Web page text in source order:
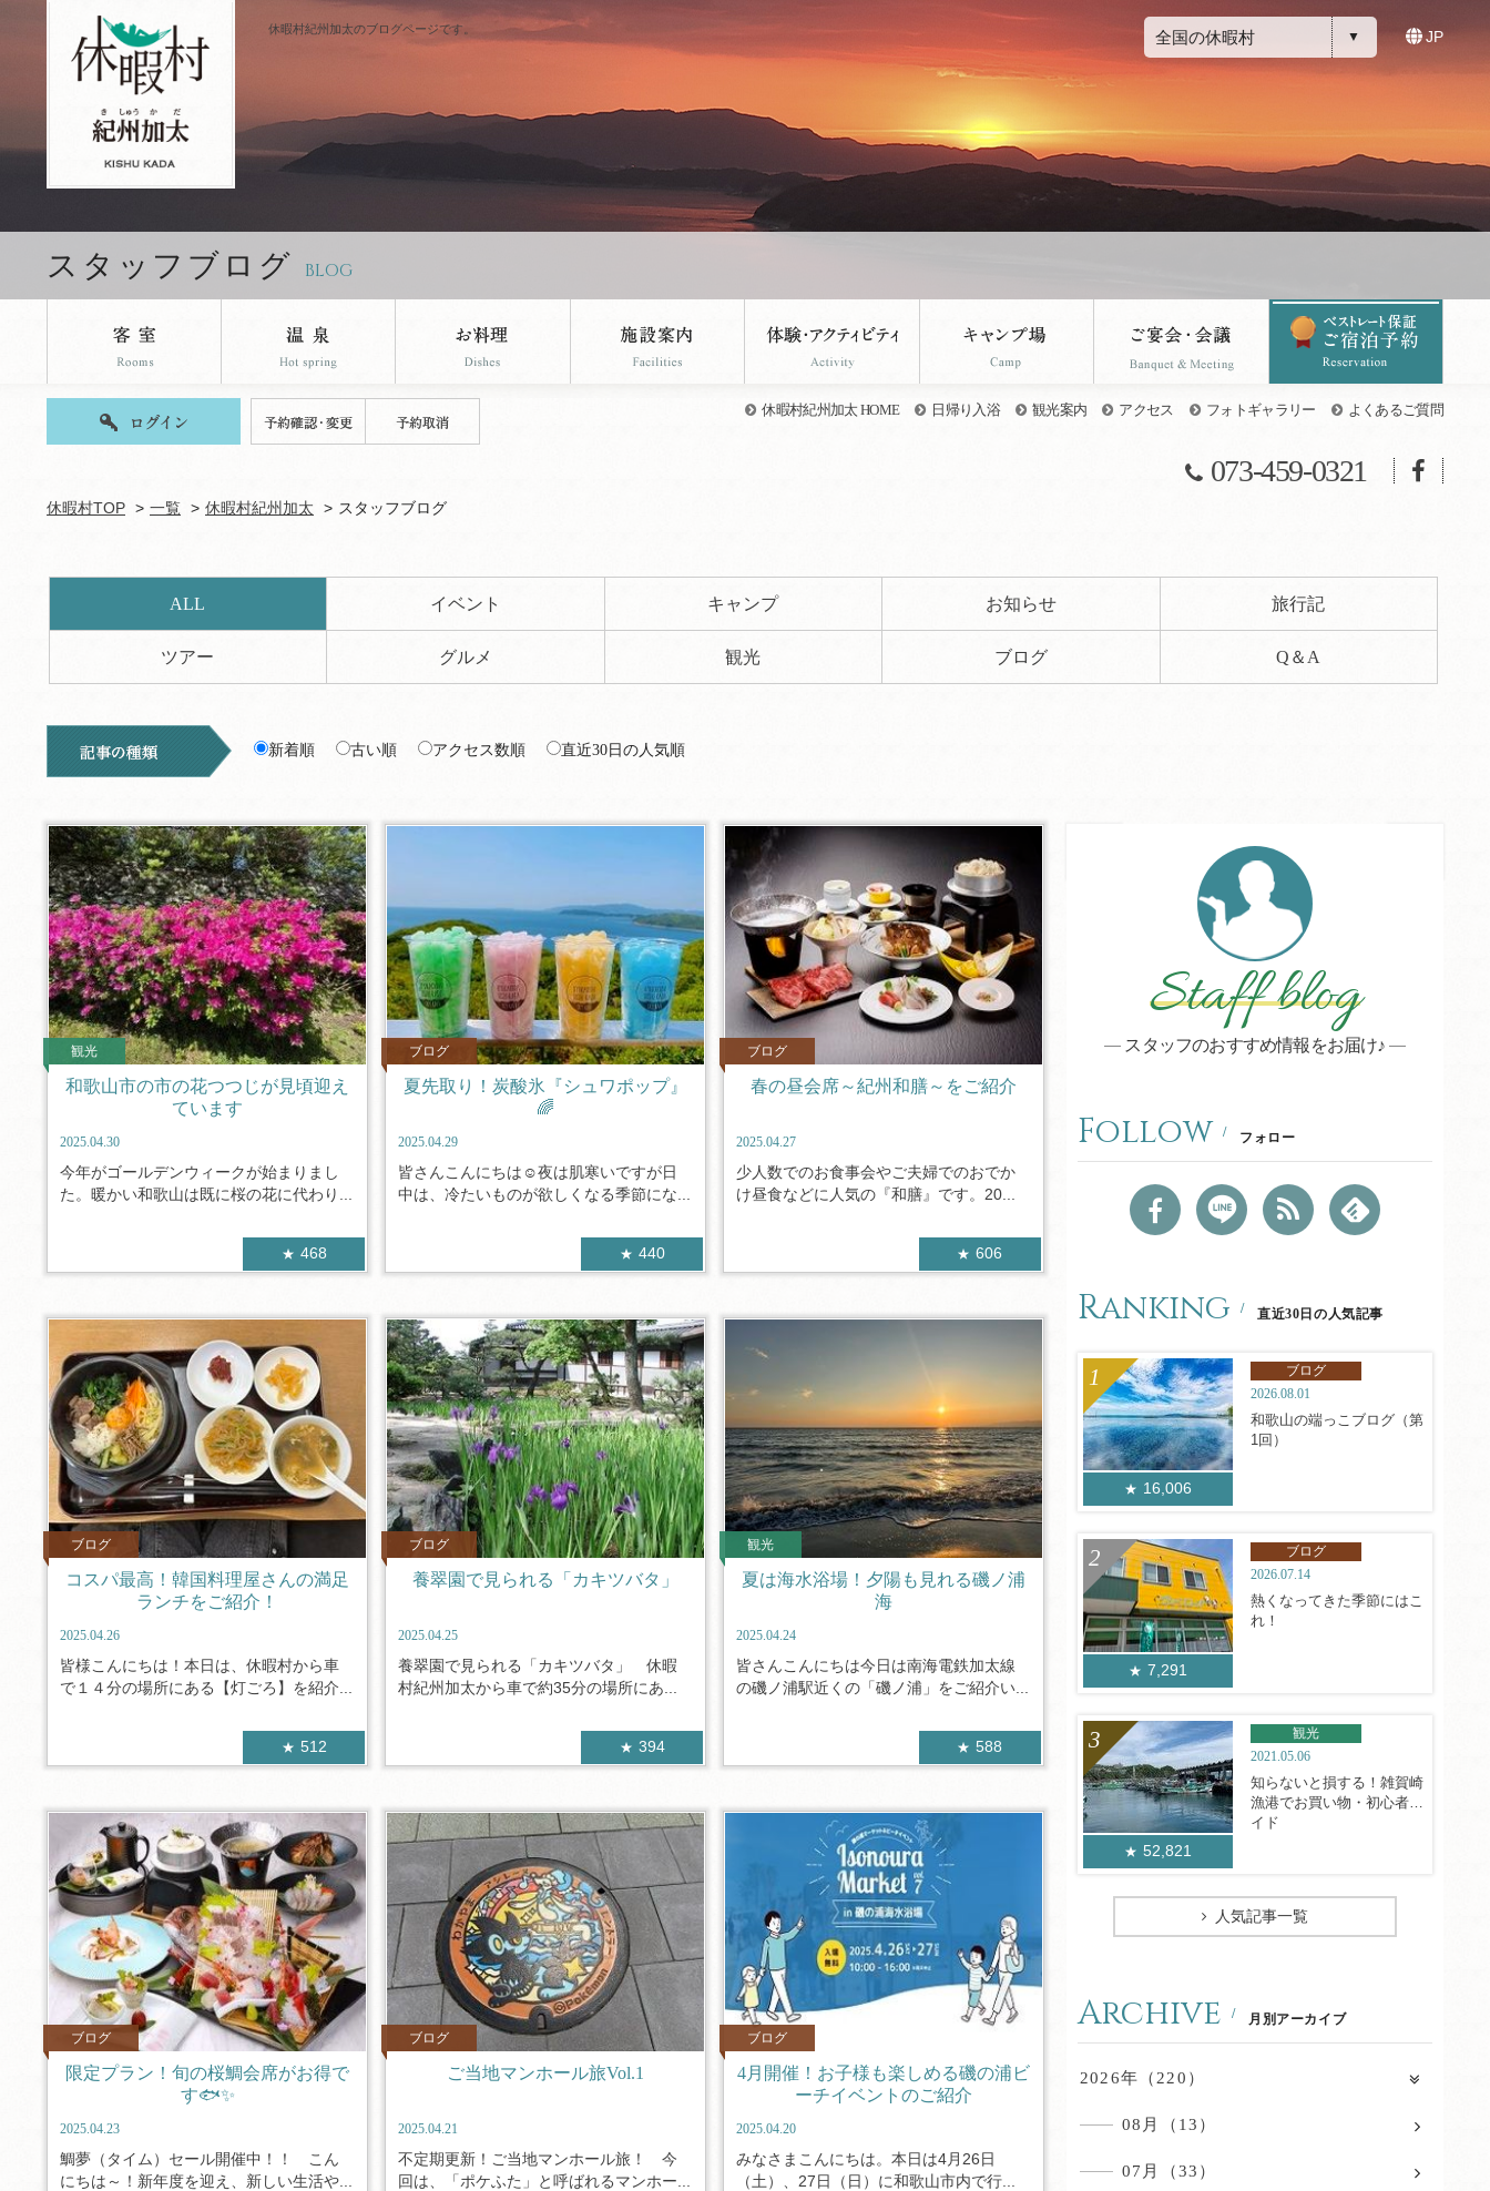
休暇村紀州加太のブログページです。 全国の休暇村 JP
スタッフブログ BLOG
休暇村紀州加太 HOME 日帰り入浴 観光案内 アクセス フォトギャラリー よくあるご質問
073-459-0321
休暇村TOP 一覧 休暇村紀州加太 スタッフブログ
ALL イベント キャンプ お知らせ 旅行記
ツアー グルメ 観光 ブログ Q＆A
新着順 古い順 アクセス数順 直近30日の人気順
観光
和歌山市の市の花つつじが見頃迎え
ています
2025.04.30
今年がゴールデンウィークが始まりまし
た。暖かい和歌山は既に桜の花に代わり...
468
ブログ
夏先取り！炭酸氷『シュワポップ』
🌈
2025.04.29
皆さんこんにちは☺夜は肌寒いですが日
中は、冷たいものが欲しくなる季節にな...
440
ブログ
春の昼会席～紀州和膳～をご紹介
2025.04.27
少人数でのお食事会やご夫婦でのおでか
け昼食などに人気の『和膳』です。20...
606
ブログ
コスパ最高！韓国料理屋さんの満足
ランチをご紹介！
2025.04.26
皆様こんにちは！本日は、休暇村から車
で１４分の場所にある【灯ごろ】を紹介...
512
ブログ
養翠園で見られる「カキツバタ」
2025.04.25
養翠園で見られる「カキツバタ」 休暇
村紀州加太から車で約35分の場所にあ...
394
観光
夏は海水浴場！夕陽も見れる磯ノ浦
海
2025.04.24
皆さんこんにちは今日は南海電鉄加太線
の磯ノ浦駅近くの「磯ノ浦」をご紹介い...
588
ブログ
限定プラン！旬の桜鯛会席がお得で
す🐟✨
2025.04.23
鯛夢（タイム）セール開催中！！ こん
にちは～！新年度を迎え、新しい生活や...
ブログ
ご当地マンホール旅Vol.1
2025.04.21
不定期更新！ご当地マンホール旅！ 今
回は、「ポケふた」と呼ばれるマンホー...
ブログ
4月開催！お子様も楽しめる磯の浦ビ
ーチイベントのご紹介
2025.04.20
みなさまこんにちは。本日は4月26日
（土）、27日（日）に和歌山市内で行...
Staff blog
スタッフのおすすめ情報をお届け♪
Follow フォロー
Ranking 直近30日の人気記事
16,006
ブログ
2026.08.01
和歌山の端っこブログ（第
1回）
7,291
ブログ
2026.07.14
熱くなってきた季節にはこ
れ！
52,821
観光
2021.05.06
知らないと損する！雑賀崎
漁港でお買い物・初心者ガ
イド
人気記事一覧
Archive 月別アーカイブ
2026年（220）
08月（13）
07月（33）